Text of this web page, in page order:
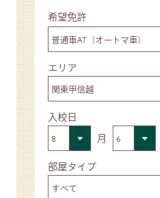
■希望免許
■エリア
■入校日
月
■部屋タイプ